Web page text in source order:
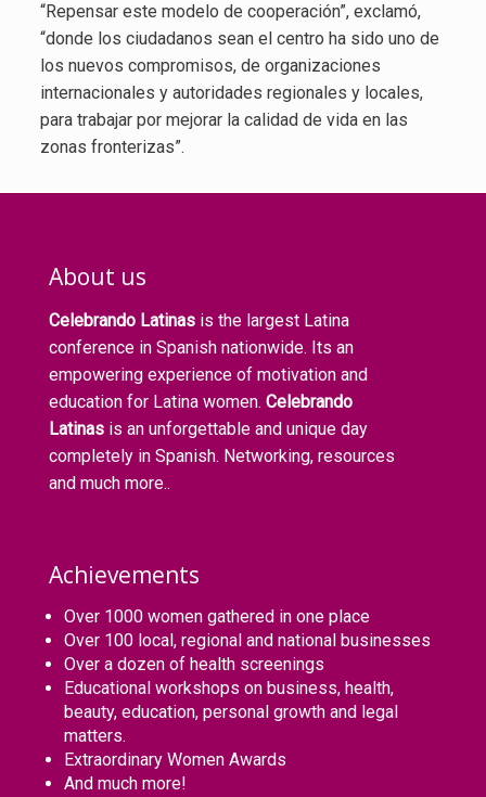
“Repensar este modelo de cooperación”, exclamó,
“donde los ciudadanos sean el centro ha sido uno de
los nuevos compromisos, de organizaciones
internacionales y autoridades regionales y locales,
para trabajar por mejorar la calidad de vida en las
zonas fronterizas”.
About us
Celebrando Latinas is the largest Latina
conference in Spanish nationwide. Its an
empowering experience of motivation and
education for Latina women. Celebrando
Latinas is an unforgettable and unique day
completely in Spanish. Networking, resources
and much more..
Achievements
Over 1000 women gathered in one place
Over 100 local, regional and national businesses
Over a dozen of health screenings
Educational workshops on business, health,
beauty, education, personal growth and legal
matters.
Extraordinary Women Awards
And much more!